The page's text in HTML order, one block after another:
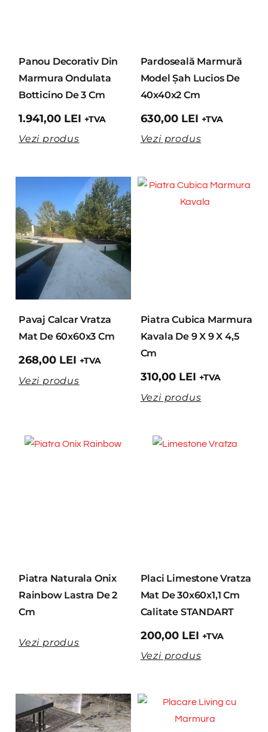
Panou Decorativ Din
Marmura Ondulata
Botticino De 3 Cm
1.941,00 LEI +TVA
Vezi produs
Pardoseală Marmură
Model Șah Lucios De
40x40x2 Cm
630,00 LEI +TVA
Vezi produs
Pavaj Calcar Vratza
Mat De 60x60x3 Cm
268,00 LEI +TVA
Vezi produs
Piatra Cubica Marmura
Kavala De 9 X 9 X 4,5
Cm
310,00 LEI +TVA
Vezi produs
Piatra Naturala Onix
Rainbow Lastra De 2
Cm
Vezi produs
Placi Limestone Vratza
Mat De 30x60x1,1 Cm
Calitate STANDART
200,00 LEI +TVA
Vezi produs